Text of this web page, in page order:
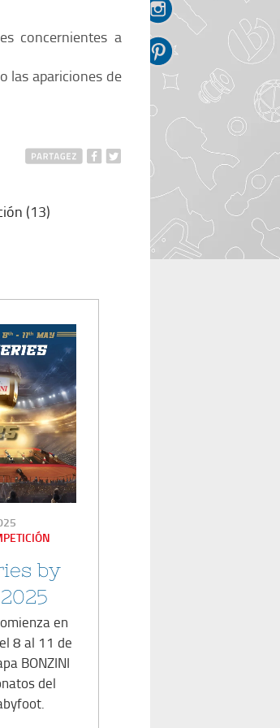
produits dérivés
concernientes a
las apariciones de
(13)
by
en
8 al 11 de
BONZINI
del